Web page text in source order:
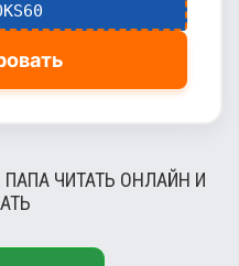
ПАПА ЧИТАТЬ ОНЛАЙН И